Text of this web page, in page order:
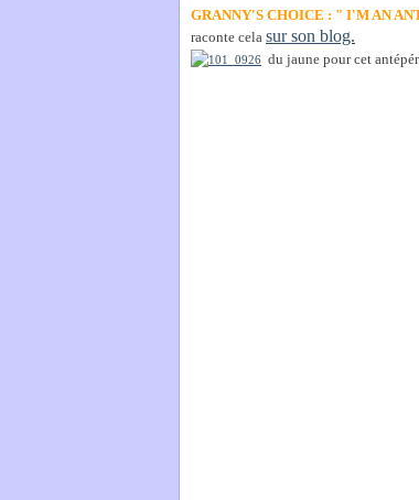
GRANNY'S CHOICE : " I'M AN
raconte cela sur son blog.
du jaune pour cet